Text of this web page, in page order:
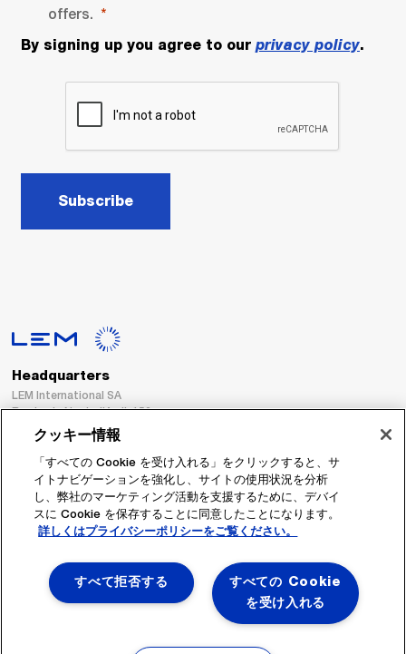
offers.
By signing up you agree to our privacy policy.
Subscribe
Headquarters
LEM International SA
Route du Nant-d’Avril, 152
1217 Meyrin
Switzerland
Tel. :
+41 22 706 11 11
Fax : +41 22 794 94 78
フォローする
クッキー情報
「すべての Cookie を受け入れる」をクリックすると、サ
イトナビゲーションを強化し、サイトの使用状況を分析
し、弊社のマーケティング活動を支援するために、デバイ
スに Cookie を保存することに同意したことになります。
詳しくはプライバシーポリシーをご覧ください。
すべての Cookie
を受け入れる
すべて拒否する